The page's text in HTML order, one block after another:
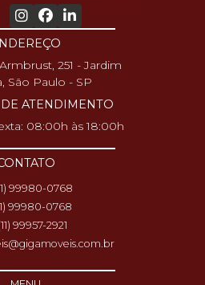
251 - Jardim
São Paulo - SP
ATENDIMENTO
08:00h às 18:00h
99980-0768
99980-0768
99957-2921